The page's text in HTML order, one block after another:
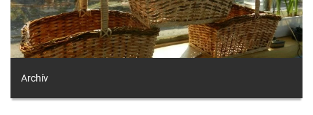
Archív